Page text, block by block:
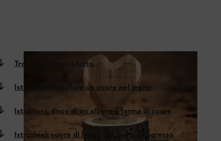
Trovare il legno adatto
Istruzioni: intagliare un cuore nel legno
Istruzioni: disco di un albero a forma di cuore
Istruzioni: cuore di legno per porta d'ingresso